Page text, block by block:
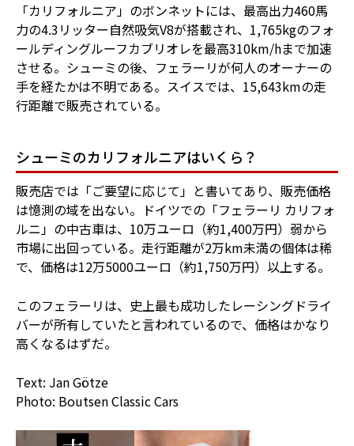
「カリフォルニア」のボンネットには、最高出力460馬
力の4.3リッター自然吸気V8が搭載され、1,765kgのフォ
ールディングルーフカブリオレを最高310km/hまで加速
させる。シューミの後、フェラーリが何人のオーナーの
手を経たかは不明である。スイスでは、15,643kmの走
行距離で販売されている。
シューミのカリフォルニアはいくら？
販売店では「ご要望に応じて」と書いてあり、販売価格
は憶測の域を出ない。ドイツでの「フェラーリ カリフォ
ルニ」の中古車は、10万ユーロ（約1,400万円）弱から
市場に出回っている。走行距離が2万km未満の個体は稀
で、価格は12万5000ユーロ（約1,750万円）以上する。
このフェラーリは、史上最も成功したレーシングドライ
バーが所有していたと言われているので、価格はかなり
高くなるはずだ。
Text: Jan Götze
Photo: Boutsen Classic Cars